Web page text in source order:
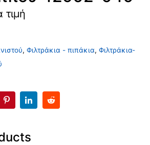
τιμή
, Φιλτράκια - πιπάκια, Φιλτράκια-